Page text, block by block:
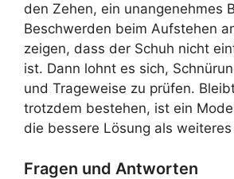
den Zehen, ein unangenehmes
Beschwerden beim Aufstehen
zeigen, dass der Schuh nicht
ist. Dann lohnt es sich,
und Trageweise zu prüfen.
trotzdem bestehen, ist ein
die bessere Lösung als weiteres
Fragen und Antworten